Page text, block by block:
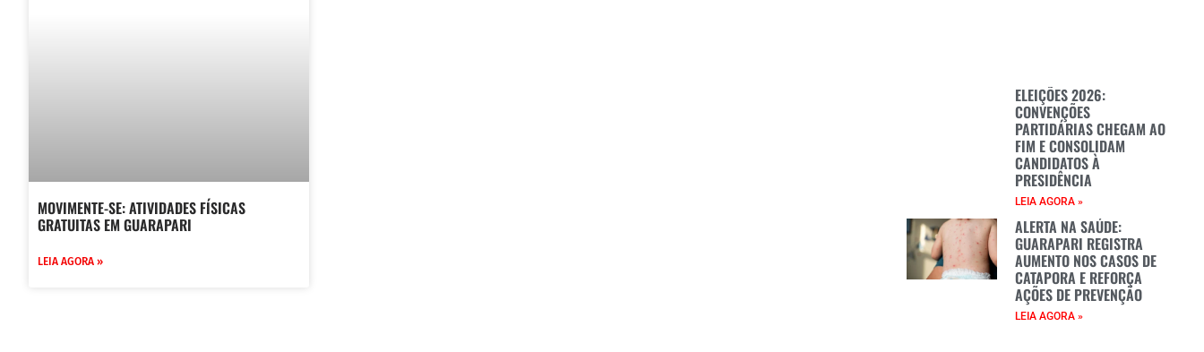
MOVIMENTE-SE: ATIVIDADES FÍSICAS
GRATUITAS EM GUARAPARI
LEIA AGORA »
ELEIÇÕES 2026:
CONVENÇÕES
PARTIDÁRIAS CHEGAM AO
FIM E CONSOLIDAM
CANDIDATOS À
PRESIDÊNCIA
LEIA AGORA »
ALERTA NA SAÚDE:
GUARAPARI REGISTRA
AUMENTO NOS CASOS DE
CATAPORA E REFORÇA
AÇÕES DE PREVENÇÃO
LEIA AGORA »